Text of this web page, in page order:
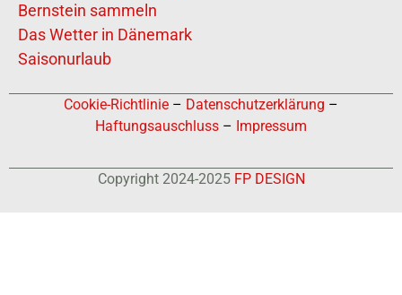
Bernstein sammeln
Das Wetter in Dänemark
Saisonurlaub
Cookie-Richtlinie – Datenschutzerklärung –
Haftungsauschluss – Impressum
Copyright 2024-2025 FP DESIGN